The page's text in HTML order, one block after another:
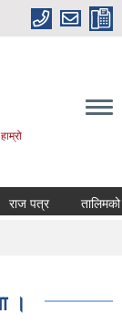
राज पत्र तालिमको
।